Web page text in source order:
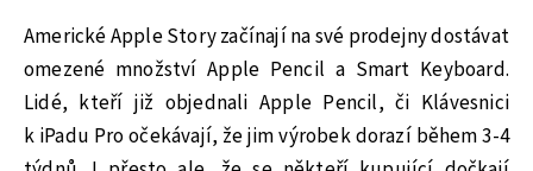
Americké Apple Story začínají na své prodejny dostávat
omezené množství Apple Pencil a Smart Keyboard.
Lidé, kteří již objednali Apple Pencil, či Klávesnici
k iPadu Pro očekávají, že jim výrobek dorazí během 3-4